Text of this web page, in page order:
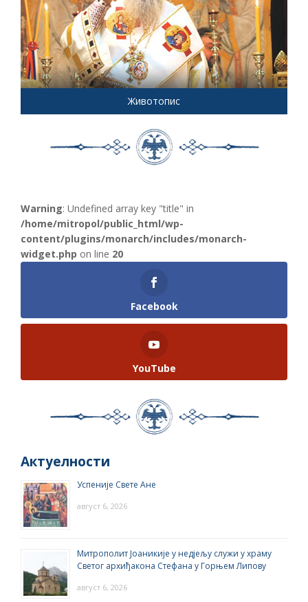
Животопис
Warning: Undefined array key "title" in
/home/mitropol/public_html/wp-
content/plugins/monarch/includes/monarch-
widget.php on line 20
Facebook
YouTube
Актуелности
Успеније Свете Ане
август 6, 2026
Митрополит Јоаникије у недјељу служи у храму
Светог архиђакона Стефана у Горњем Липову
август 6, 2026